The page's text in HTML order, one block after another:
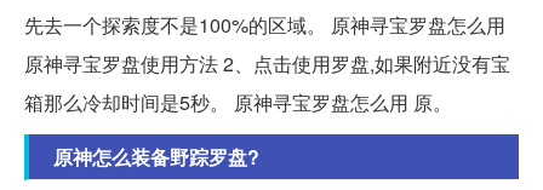
先去一个探索度不是100%的区域。 原神寻宝罗盘怎么用
原神寻宝罗盘使用方法 2、点击使用罗盘,如果附近没有宝
箱那么冷却时间是5秒。 原神寻宝罗盘怎么用 原。
原神怎么装备野踪罗盘?